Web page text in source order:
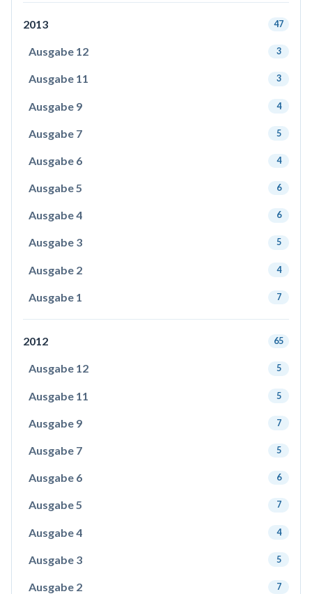
2013 47
Ausgabe 12 3
Ausgabe 11 3
Ausgabe 9 4
Ausgabe 7 5
Ausgabe 6 4
Ausgabe 5 6
Ausgabe 4 6
Ausgabe 3 5
Ausgabe 2 4
Ausgabe 1 7
2012 65
Ausgabe 12 5
Ausgabe 11 5
Ausgabe 9 7
Ausgabe 7 5
Ausgabe 6 6
Ausgabe 5 7
Ausgabe 4 4
Ausgabe 3 5
Ausgabe 2 7